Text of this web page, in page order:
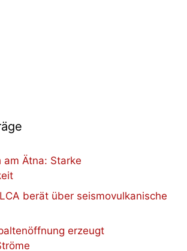
Ätna: Starke
berät über seismovulkanische
erzeugt